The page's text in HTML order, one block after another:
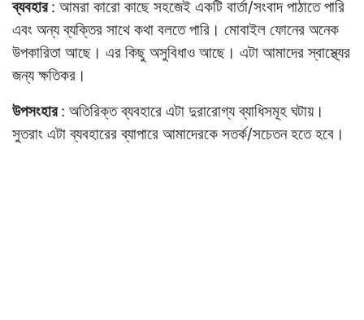
ব্যবহার: আমরা কারাে কাছে সহজেই একটি বার্তা/সংবাদ পাঠাতে পারি
এবং অন্য ব্যক্তির সাথে কথা বলতে পারি। মােবাইল ফোনের অনেক
উপকারিতা আছে। এর কিছু অসুবিধাও আছে। এটা আমাদের স্বাস্থ্যের
জন্য ক্ষতিকর।
উপসংহার: অতিরিক্ত ব্যবহারে এটা দুরারােগ্য ব্যাধিসমূহ ঘটায়।
সুতরাং এটা ব্যবহারের ব্যাপারে আমাদেরকে সতর্ক/সচেতন হতে হবে।